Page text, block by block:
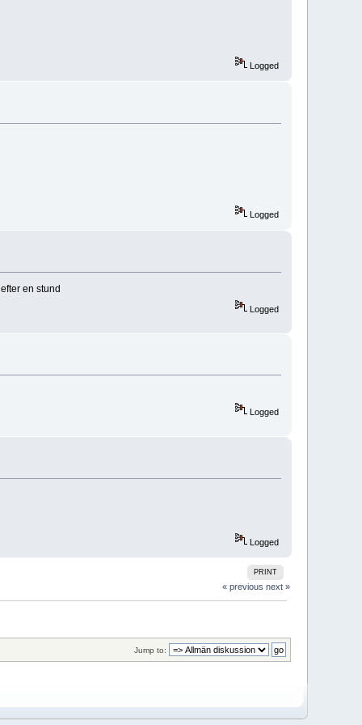
Logged
Logged
en stund
Logged
Logged
Logged
PRINT
« previous next »
Jump to: